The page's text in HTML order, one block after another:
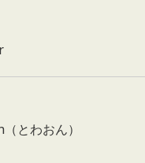
とわおん）